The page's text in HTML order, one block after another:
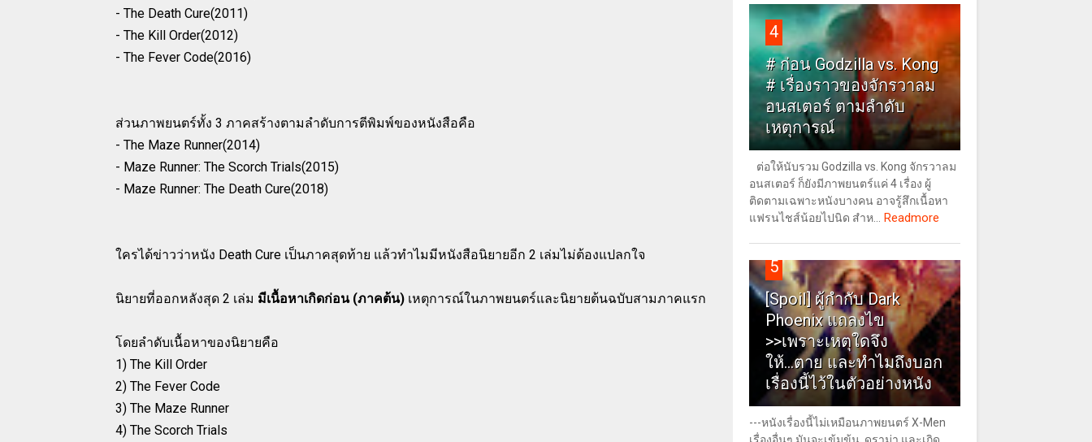
- The Death Cure(2011)
- The Kill Order(2012)
- The Fever Code(2016)
ส่วนภาพยนตร์ทั้ง 3 ภาคสร้างตามลำดับการตีพิมพ์ของหนังสือคือ
- The Maze Runner(2014)
- Maze Runner: The Scorch Trials(2015)
- Maze Runner: The Death Cure(2018)
ใครได้ข่าวว่าหนัง Death Cure เป็นภาคสุดท้าย แล้วทำไมมีหนังสือนิยายอีก 2 เล่มไม่ต้องแปลกใจ
นิยายที่ออกหลังสุด 2 เล่ม มีเนื้อหาเกิดก่อน (ภาคต้น) เหตุการณ์ในภาพยนตร์และนิยายต้นฉบับสามภาคแรก
โดยลำดับเนื้อหาของนิยายคือ
1) The Kill Order
2) The Fever Code
3) The Maze Runner
4) The Scorch Trials
4
# ก่อน Godzilla vs. Kong
# เรื่องราวของจักรวาลม
อนสเตอร์ ตามลำดับ
เหตุการณ์
ต่อให้นับรวม Godzilla vs. Kong จักรวาลม
อนสเตอร์ ก็ยังมีภาพยนตร์แค่ 4 เรื่อง ผู้
ติดตามเฉพาะหนังบางคน อาจรู้สึกเนื้อหา
แฟรนไชส์น้อยไปนิด สำห...
Readmore
5
[Spoil] ผู้กำกับ Dark
Phoenix แถลงไข
>>เพราะเหตุใดจึง
ให้...ตาย และทำไมถึงบอก
เรื่องนี้ไว้ในตัวอย่างหนัง
---หนังเรื่องนี้ไม่เหมือนภาพยนตร์ X-Men